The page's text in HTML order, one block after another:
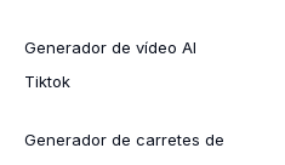
Generador de vídeo AI
Tiktok
Generador de carretes de